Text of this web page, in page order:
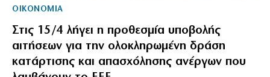
ΟΙΚΟΝΟΜΙΑ
Στις 15/4 λήγει η προθεσμία υποβολής
αιτήσεων για την ολοκληρωμένη δράση
κατάρτισης και απασχόλησης ανέργων που